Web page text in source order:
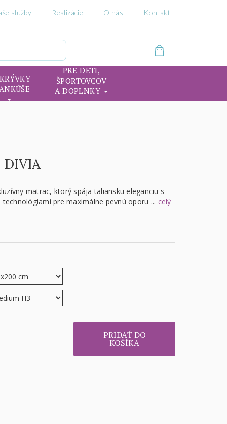
služby Realizácie O nás Kontakt
PRE DETI,
ŠPORTOVCOV
A DOPLNKY
DIVIA
matrac, ktorý spája taliansku eleganciu s
pre maximálne pevnú oporu ... celý
PRIDAŤ DO
KOŠÍKA